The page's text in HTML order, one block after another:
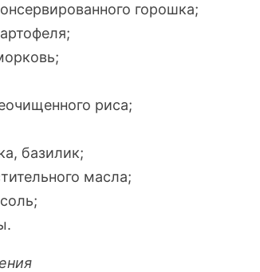
горошка;
риса;
базилик;
масла;